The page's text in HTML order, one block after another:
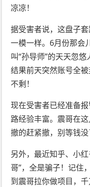
凉凉！
据受害者说，这盘子
一模一样。6月份那会
叫“孙导师”的天天忽
结果前天突然账号全
不剩！
现在受害者已经准备
路经验丰富。震哥在
撤的赶紧撤，别等钱没
另外，最近知乎、小
哥”，全是骗子！记住
到震哥拉你做项目，千